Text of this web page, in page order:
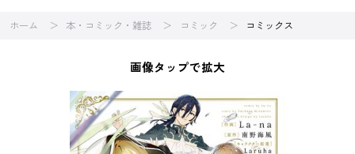
ホーム 本・コミック・雑誌 コミック コミックス
画像タップで拡大